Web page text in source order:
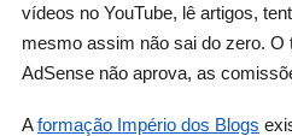
vídeos no YouTube, lê artigos,
mesmo assim não sai do zero. O
AdSense não aprova, as
Aformação Império dos Blogs